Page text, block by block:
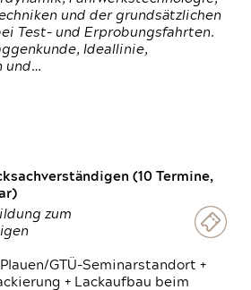
und der grundsätzlichen
Test- und Erprobungsfahrten.
Ideallinie,
und…
(10 Termine,
zum
GTÜ-Seminarstandort +
+ Lackaufbau beim